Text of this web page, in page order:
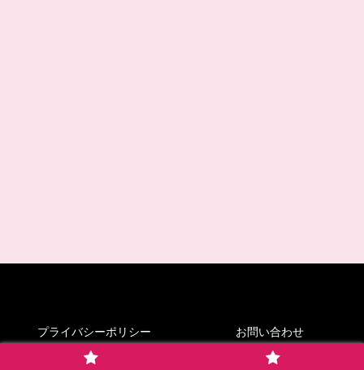
プライバシーポリシー お問い合わせ